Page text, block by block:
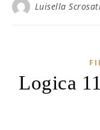
Luisella
Logica